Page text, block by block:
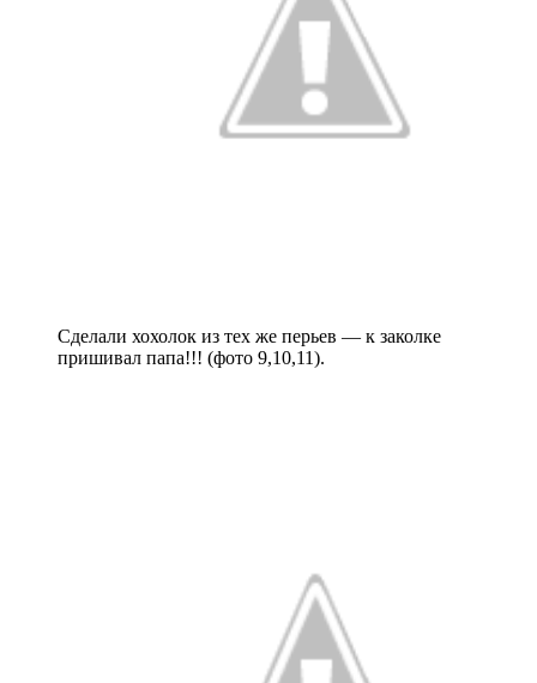
Сделали хохолок из тех же перьев — к заколке
пришивал папа!!! (фото 9,10,11).